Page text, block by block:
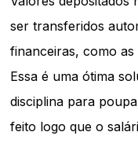
ser transferidos
financeiras, como
Essa é uma ótima
disciplina para
feito logo que o